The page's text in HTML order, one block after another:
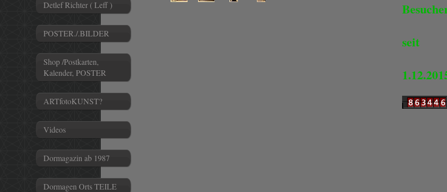
Detlef Richter ( Leff )
POSTER./.BILDER
Shop /Postkarten,
Kalender, POSTER
ARTfotoKUNST?
Videos
Dormagazin ab 1987
Dormagen Orts TEILE
seit